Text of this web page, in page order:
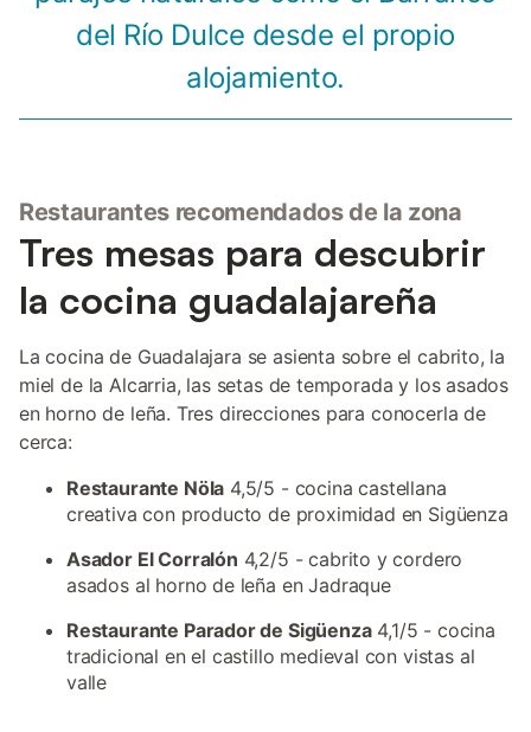
del Río Dulce desde el propio
alojamiento.
Restaurantes recomendados de la zona
Tres mesas para descubrir
la cocina guadalajareña
La cocina de Guadalajara se asienta sobre el cabrito, la
miel de la Alcarria, las setas de temporada y los asados
en horno de leña. Tres direcciones para conocerla de
cerca:
Restaurante Nöla 4,5/5 - cocina castellana
creativa con producto de proximidad en Sigüenza
Asador El Corralón 4,2/5 - cabrito y cordero
asados al horno de leña en Jadraque
Restaurante Parador de Sigüenza4,1/5 - cocina
tradicional en el castillo medieval con vistas al
valle